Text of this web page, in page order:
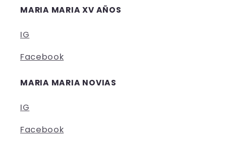
MARIA MARIA XV AÑOS
IG
Facebook
MARIA MARIA NOVIAS
IG
Facebook